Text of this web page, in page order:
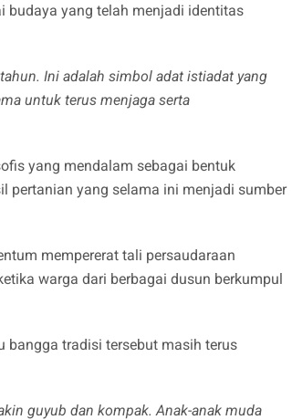
budaya yang telah menjadi identitas
Ini adalah simbol adat istiadat yang
untuk terus menjaga serta
yang mendalam sebagai bentuk
pertanian yang selama ini menjadi sumber
mempererat tali persaudaraan
warga dari berbagai dusun berkumpul
bangga tradisi tersebut masih terus
guyub dan kompak. Anak-anak muda